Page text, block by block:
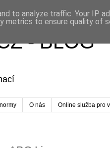
- BLOG
O nás Online služba pro
to analyze traffic. Your IP
metrics to ensure quality of